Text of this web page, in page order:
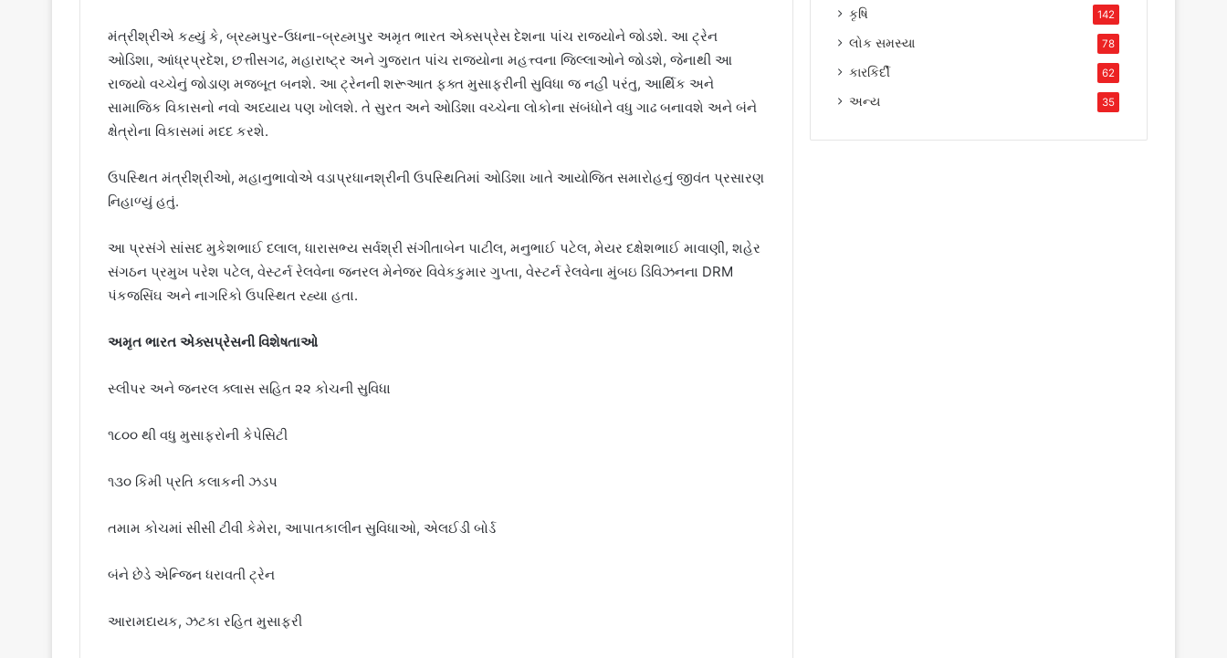
મંત્રીશ્રીએ કહ્યું કે, બ્રહ્મપુર-ઉધના-બ્રહ્મપુર અમૃત ભારત એક્સપ્રેસ દેશના પાંચ રાજ્યોને જોડશે. આ ટ્રેન
ઓડિશા, આંધ્રપ્રદેશ, છત્તીસગઢ, મહારાષ્ટ્ર અને ગુજરાત પાંચ રાજ્યોના મહત્ત્વના જિલ્લાઓને જોડશે, જેનાથી આ
રાજ્યો વચ્ચેનું જોડાણ મજબૂત બનશે. આ ટ્રેનની શરૂઆત ફક્ત મુસાફરીની સુવિધા જ નહીં પરંતુ, આર્થિક અને
સામાજિક વિકાસનો નવો અધ્યાય પણ ખોલશે. તે સુરત અને ઓડિશા વચ્ચેના લોકોના સંબંધોને વધુ ગાઢ બનાવશે અને બંને
ક્ષેત્રોના વિકાસમાં મદદ કરશે.
ઉપસ્થિત મંત્રીશ્રીઓ, મહાનુભાવોએ વડાપ્રધાનશ્રીની ઉપસ્થિતિમાં ઓડિશા ખાતે આયોજિત સમારોહનું જીવંત પ્રસારણ
નિહાળ્યું હતું.
આ પ્રસંગે સાંસદ મુકેશભાઈ દલાલ, ધારાસભ્ય સર્વશ્રી સંગીતાબેન પાટીલ, મનુભાઈ પટેલ, મેયર દક્ષેશભાઈ માવાણી, શહેર
સંગઠન પ્રમુખ પરેશ પટેલ, વેસ્ટર્ન રેલવેના જનરલ મેનેજર વિવેકકુમાર ગુપ્તા, વેસ્ટર્ન રેલવેના મુંબઇ ડિવિઝનના DRM
પંકજસિંઘ અને નાગરિકો ઉપસ્થિત રહ્યા હતા.
અમૃત ભારત એક્સપ્રેસની વિશેષતાઓ
સ્લીપર અને જનરલ ક્લાસ સહિત ૨૨ કોચની સુવિધા
૧૮૦૦ થી વધુ મુસાફરોની કેપેસિટી
૧૩૦ કિમી પ્રતિ કલાકની ઝડપ
તમામ કોચમાં સીસી ટીવી કેમેરા, આપાતકાલીન સુવિધાઓ, એલઈડી બોર્ડ
બંને છેડે એન્જિન ધરાવતી ટ્રેન
આરામદાયક, ઝટકા રહિત મુસાફરી
કૃષિ 142
લોક સમસ્યા 78
કારકિર્દી 62
અન્ય 35